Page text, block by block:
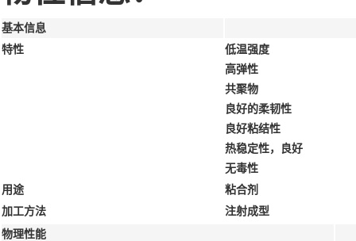
基本信息
特性
低温强度
高弹性
共聚物
良好的柔韧性
良好粘结性
热稳定性，良好
无毒性
用途
粘合剂
加工方法
注射成型
物理性能